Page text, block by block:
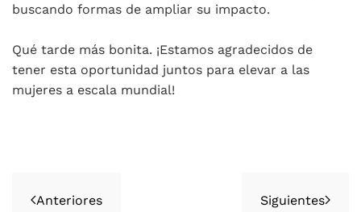
buscando formas de ampliar su impacto.
Qué tarde más bonita. ¡Estamos agradecidos de
tener esta oportunidad juntos para elevar a las
mujeres a escala mundial!
Anteriores Siguientes